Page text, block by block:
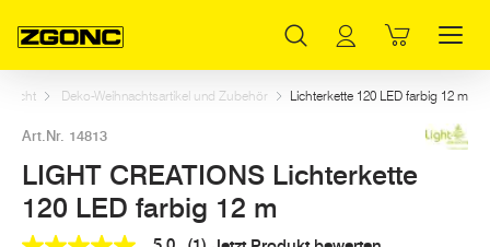
Licht Deko-Weihnachtsartikel und Zubehör Lichterkette 120 LED farbig 12 m
Art.Nr. 14813
LIGHT CREATIONS Lichterkette
120 LED farbig 12 m